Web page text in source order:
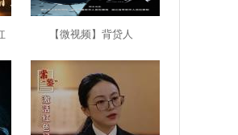
【微视频】背贷人